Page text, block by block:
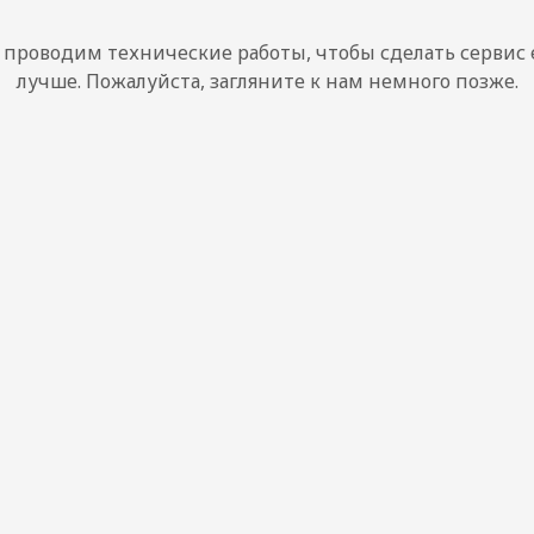
технические работы, чтобы сделать сервис
лучше. Пожалуйста, загляните к нам немного позже.